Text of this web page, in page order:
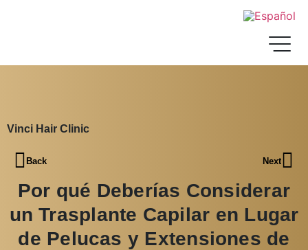
Vinci Hair Clinic
Back Next
Por qué Deberías Considerar
un Trasplante Capilar en Lugar
de Pelucas y Extensiones de